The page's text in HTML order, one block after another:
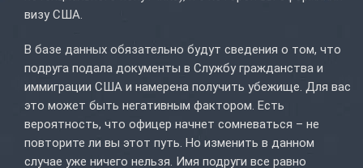
визу США.
В базе данных обязательно будут сведения о том, что
подруга подала документы в Службу гражданства и
иммиграции США и намерена получить убежище. Для вас
это может быть негативным фактором. Есть
вероятность, что офицер начнет сомневаться – не
повторите ли вы этот путь. Но изменить в данном
случае уже ничего нельзя. Имя подруги все равно